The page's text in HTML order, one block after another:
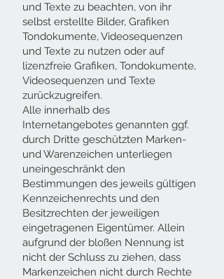
und Texte zu beachten, von ihr
selbst erstellte Bilder, Grafiken
Tondokumente, Videosequenzen
und Texte zu nutzen oder auf
lizenzfreie Grafiken, Tondokumente,
Videosequenzen und Texte
zurückzugreifen.
Alle innerhalb des
Internetangebotes genannten ggf.
durch Dritte geschützten Marken-
und Warenzeichen unterliegen
uneingeschränkt den
Bestimmungen des jeweils gültigen
Kennzeichenrechts und den
Besitzrechten der jeweiligen
eingetragenen Eigentümer. Allein
aufgrund der bloßen Nennung ist
nicht der Schluss zu ziehen, dass
Markenzeichen nicht durch Rechte